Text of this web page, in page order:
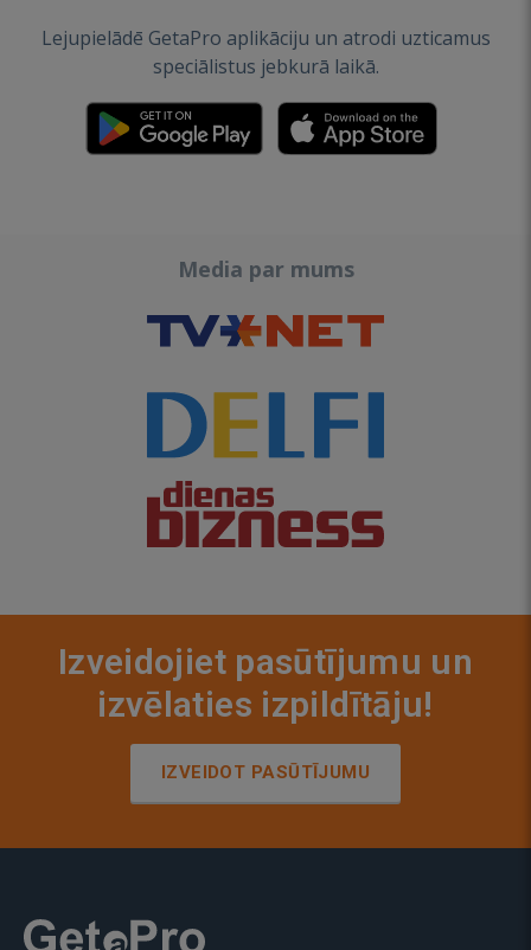
Lejupielādē GetaPro aplikāciju un atrodi uzticamus
speciālistus jebkurā laikā.
Media par mums
Izveidojiet pasūtījumu un
izvēlaties izpildītāju!
IZVEIDOT PASŪTĪJUMU